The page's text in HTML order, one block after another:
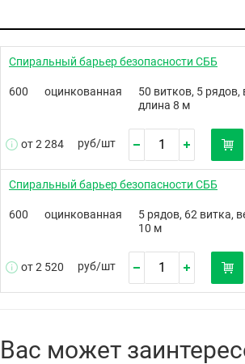
Спиральный барьер безопасности СББ
600 оцинкованная
50 витков, 5 рядов,
длина 8 м
от 2 284 руб/шт
Спиральный барьер безопасности СББ
600 оцинкованная
5 рядов, 62 витка,
10 м
от 2 520 руб/шт
Вас может